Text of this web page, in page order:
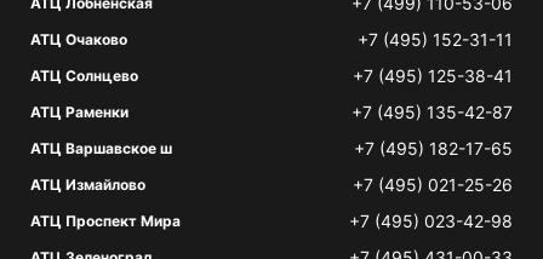
АТЦ Очаково +7 (495) 152-31-11
АТЦ Солнцево +7 (495) 125-38-41
АТЦ Раменки +7 (495) 135-42-87
АТЦ Варшавское ш +7 (495) 182-17-65
АТЦ Измайлово +7 (495) 021-25-26
АТЦ Проспект Мира +7 (495) 023-42-98